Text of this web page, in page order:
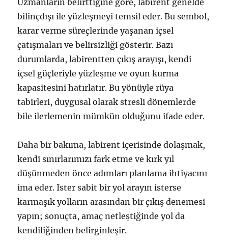
bilinçdışı ile yüzleşmeyi temsil eder. Bu sembol,
karar verme süreçlerinde yaşanan içsel
çatışmaları ve belirsizliği gösterir. Bazı
durumlarda, labirentten çıkış arayışı, kendi
içsel güçleriyle yüzleşme ve oyun kurma
kapasitesini hatırlatır. Bu yönüyle rüya
tabirleri, duygusal olarak stresli dönemlerde
bile ilerlemenin mümkün olduğunu ifade eder.
Daha bir bakıma, labirent içerisinde dolaşmak,
kendi sınırlarımızı fark etme ve kırk yıl
düşünmeden önce adımları planlama ihtiyacını
ima eder. Ister sabit bir yol arayın isterse
karmaşık yolların arasından bir çıkış denemesi
yapın; sonuçta, amaç netleştiğinde yol da
kendiliğinden belirginleşir.